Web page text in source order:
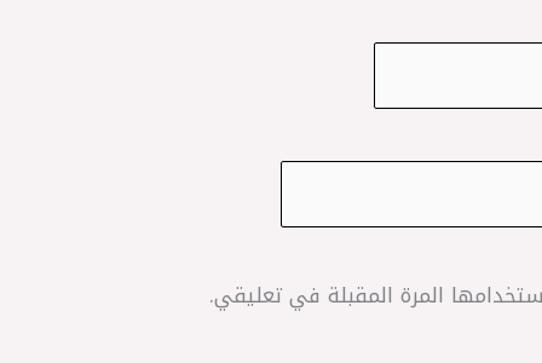
المرة المقبلة في تعليقي.